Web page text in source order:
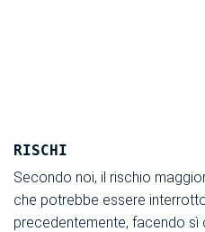
RISCHI
Secondo noi, il rischio
che potrebbe essere
precedentemente, facendo sì